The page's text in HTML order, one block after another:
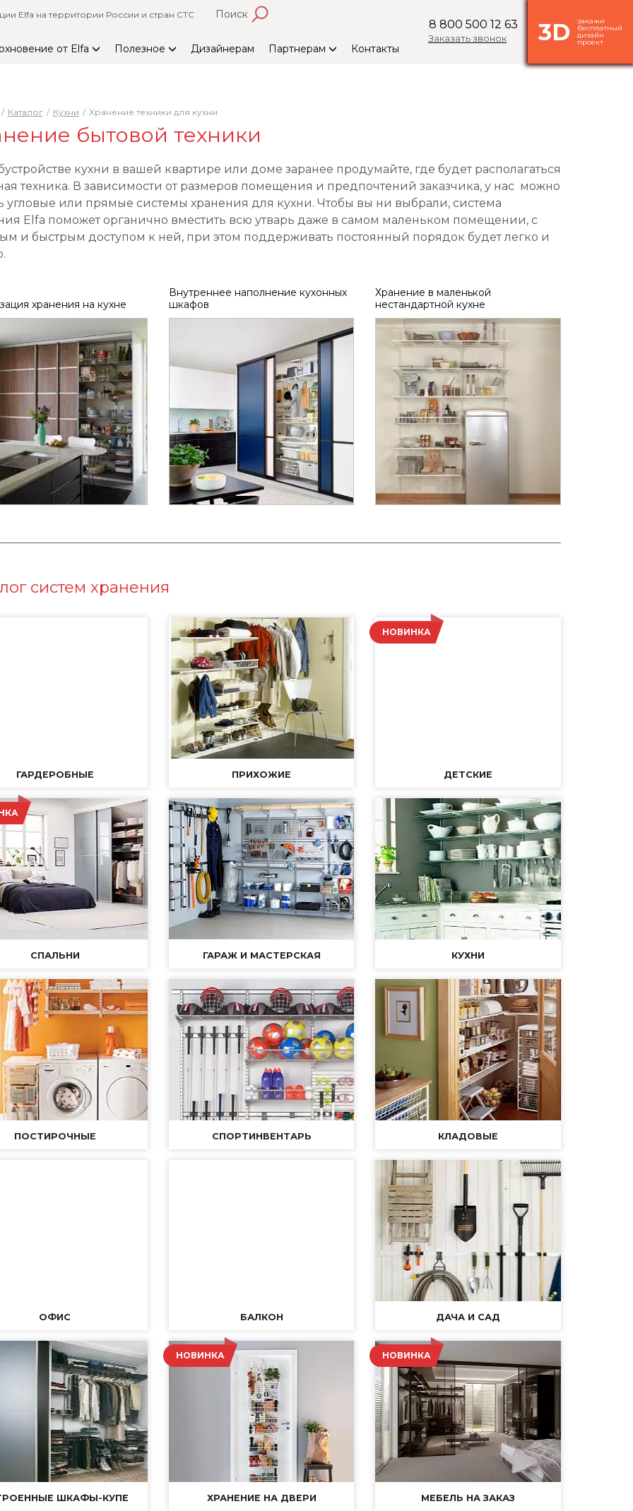
Elfa на территории России и стран СТС Поиск
3D закажи
бесплатный
дизайн
проект
8 800 500 12 63
Заказать звонок
от Elfa Полезное Дизайнерам Партнерам Контакты
Каталог Кухни Хранение техники для кухни
бытовой техники
кухни в вашей квартире или доме заранее продумайте, где будет располагаться
техника. В зависимости от размеров помещения и предпочтений заказчика, у нас можно
угловые или прямые системы хранения для кухни. Чтобы вы ни выбрали, система
Elfa поможет органично вместить всю утварь даже в самом маленьком помещении, с
и быстрым доступом к ней, при этом поддерживать постоянный порядок будет легко и
хранения на кухне
Внутреннее наполнение кухонных
шкафов
Хранение в маленькой
нестандартной кухне
систем хранения
ГАРДЕРОБНЫЕ ПРИХОЖИЕ
НОВИНКА
ДЕТСКИЕ
СПАЛЬНИ ГАРАЖ И МАСТЕРСКАЯ КУХНИ
ПОСТИРОЧНЫЕ CПОРТИНВЕНТАРЬ КЛАДОВЫЕ
ОФИС БАЛКОН ДАЧА И САД
ШКАФЫ-КУПЕ
НОВИНКА
ХРАНЕНИЕ НА ДВЕРИ
НОВИНКА
МЕБЕЛЬ НА ЗАКАЗ